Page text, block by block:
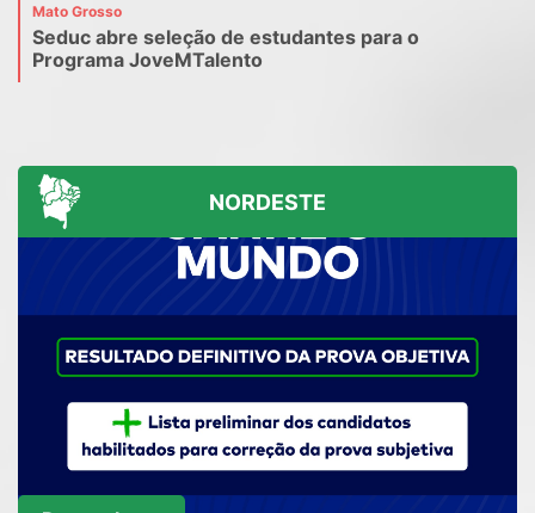
Mato Grosso
Seduc abre seleção de estudantes para o
Programa JoveMTalento
NORDESTE